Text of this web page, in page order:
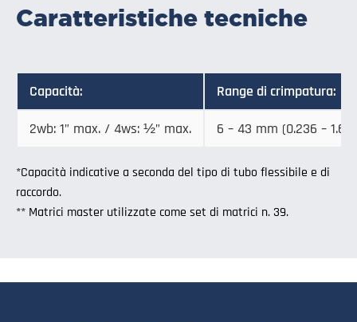
Caratteristiche tecniche
Capacità: Range di crimpatura:
2wb: 1” max. / 4ws: ½” max. 6 – 43 mm (0.236 –
*Capacità indicative a seconda del tipo di tubo flessibile e di
raccordo.
** Matrici master utilizzate come set di matrici n. 39.